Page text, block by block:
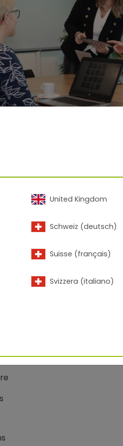
United Kingdom
Schweiz (deutsch)
Suisse (français)
Svizzera (italiano)